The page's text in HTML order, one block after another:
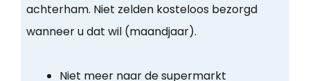
achterham. Niet zelden kosteloos bezorgd
wanneer u dat wil (maandjaar).
Niet meer naar de supermarkt